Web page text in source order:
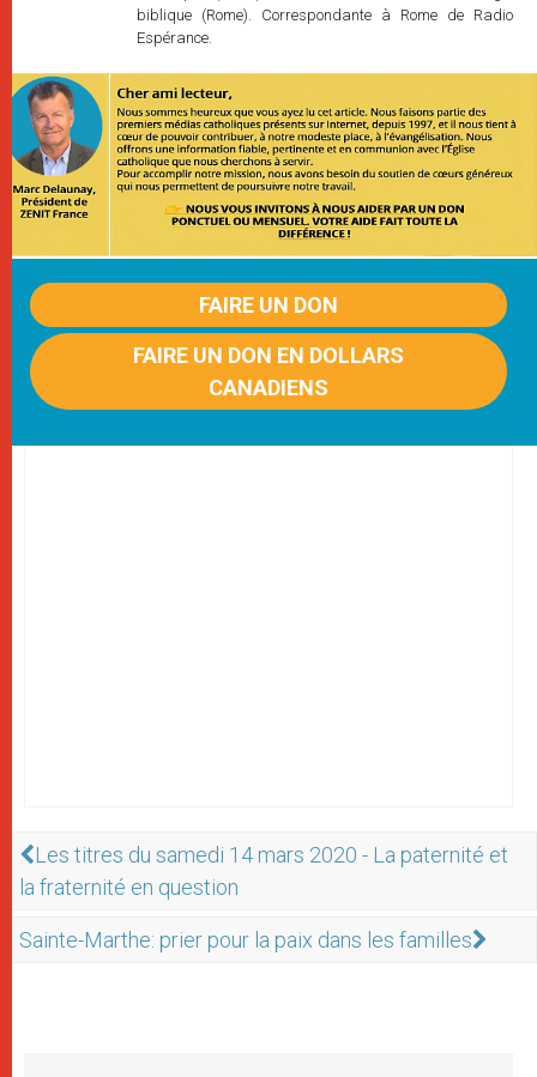
biblique (Rome). Correspondante à Rome de Radio
Espérance.
FAIRE UN DON
FAIRE UN DON EN DOLLARS
CANADIENS
Les titres du samedi 14 mars 2020 - La paternité et
la fraternité en question
Sainte-Marthe: prier pour la paix dans les familles